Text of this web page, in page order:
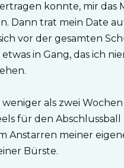
konnte, mir das
Dann trat mein Date
vor der gesamten
in Gang, das ich
als zwei
für den Abschlussball
Anstarren meiner
Bürste.